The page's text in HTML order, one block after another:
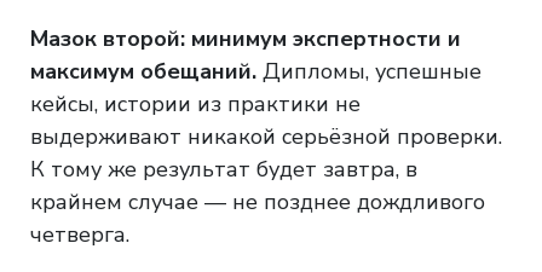
Мазок второй: минимум экспертности и
максимум обещаний. Дипломы, успешные
кейсы, истории из практики не
выдерживают никакой серьёзной проверки.
К тому же результат будет завтра, в
крайнем случае — не позднее дождливого
четверга.